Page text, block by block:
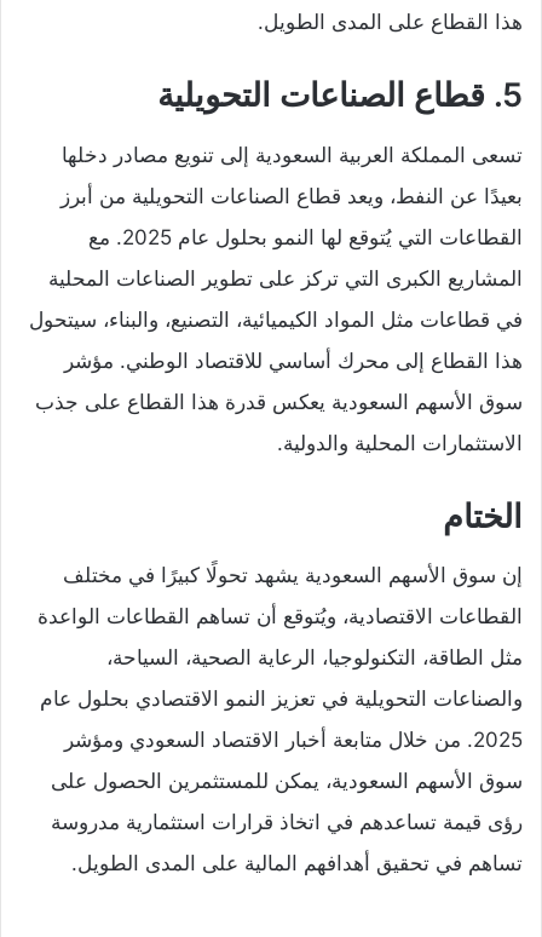
هذا القطاع على المدى الطويل.
5. قطاع الصناعات التحويلية
تسعى المملكة العربية السعودية إلى تنويع مصادر دخلها
بعيدًا عن النفط، ويعد قطاع الصناعات التحويلية من أبرز
القطاعات التي يُتوقع لها النمو بحلول عام 2025. مع
المشاريع الكبرى التي تركز على تطوير الصناعات المحلية
في قطاعات مثل المواد الكيميائية، التصنيع، والبناء، سيتحول
هذا القطاع إلى محرك أساسي للاقتصاد الوطني. مؤشر
سوق الأسهم السعودية يعكس قدرة هذا القطاع على جذب
الاستثمارات المحلية والدولية.
الختام
إن سوق الأسهم السعودية يشهد تحولًا كبيرًا في مختلف
القطاعات الاقتصادية، ويُتوقع أن تساهم القطاعات الواعدة
مثل الطاقة، التكنولوجيا، الرعاية الصحية، السياحة،
والصناعات التحويلية في تعزيز النمو الاقتصادي بحلول عام
2025. من خلال متابعة أخبار الاقتصاد السعودي ومؤشر
سوق الأسهم السعودية، يمكن للمستثمرين الحصول على
رؤى قيمة تساعدهم في اتخاذ قرارات استثمارية مدروسة
تساهم في تحقيق أهدافهم المالية على المدى الطويل.